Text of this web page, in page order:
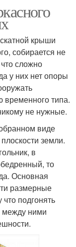
крыши
собирается не
сложно
у них нет опоры
временного типа.
не нужные.
виде
земли.
в
то
Основная
размерные
подгонять
ними